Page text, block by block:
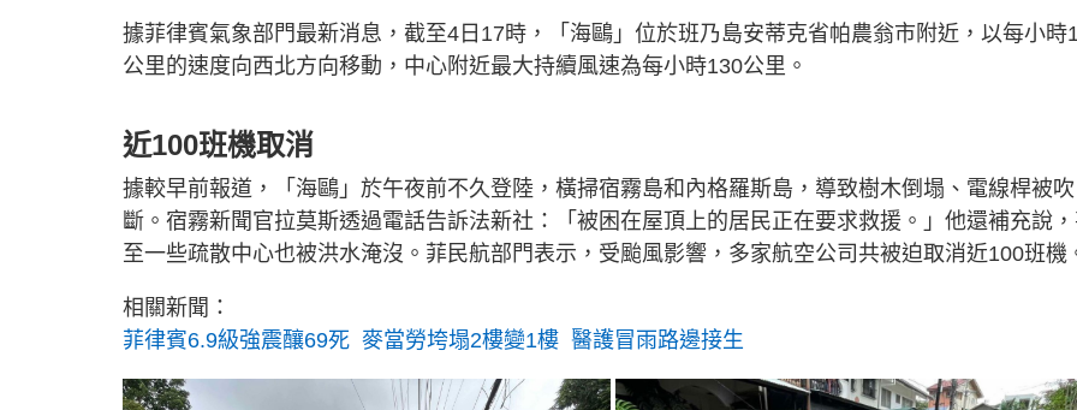
據菲律賓氣象部門最新消息，截至4日17時，「海鷗」位於班乃島安蒂克省帕農翁市附近，以每小時
公里的速度向西北方向移動，中心附近最大持續風速為每小時130公里。
近100班機取消
據較早前報道，「海鷗」於午夜前不久登陸，橫掃宿霧島和內格羅斯島，導致樹木倒塌、電線桿被吹
斷。宿霧新聞官拉莫斯透過電話告訴法新社：「被困在屋頂上的居民正在要求救援。」他還補充說
至一些疏散中心也被洪水淹沒。菲民航部門表示，受颱風影響，多家航空公司共被迫取消近100班機
相關新聞：
菲律賓6.9級強震釀69死 麥當勞垮塌2樓變1樓 醫護冒雨路邊接生